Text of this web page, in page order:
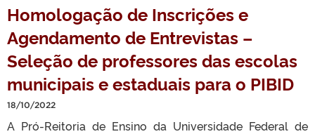
Homologação de Inscrições e
Agendamento de Entrevistas –
Seleção de professores das escolas
municipais e estaduais para o PIBID
18/10/2022
A Pró-Reitoria de Ensino da Universidade Federal de